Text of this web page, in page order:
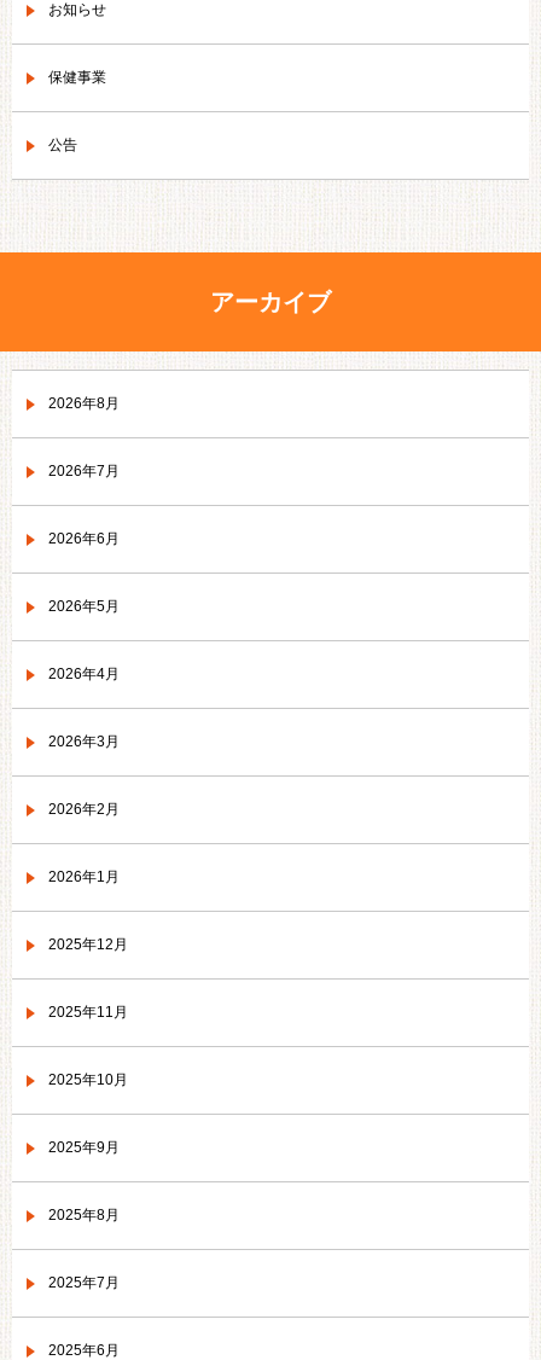
お知らせ
保健事業
公告
アーカイブ
2026年8月
2026年7月
2026年6月
2026年5月
2026年4月
2026年3月
2026年2月
2026年1月
2025年12月
2025年11月
2025年10月
2025年9月
2025年8月
2025年7月
2025年6月